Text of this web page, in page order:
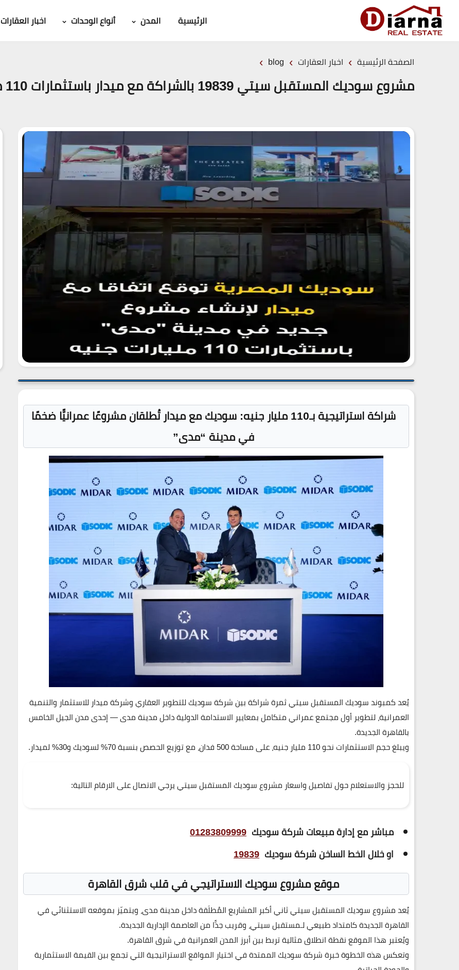
الرئيسية المدن أنواع الوحدات اخبار العقارات
الصفحة الرئيسية › اخبار العقارات ›
blog
›
مشروع سوديك المستقبل سيتي 19839 بالشراكة مع ميدار باستثمارات 110 مليارات جنيه
شراكة استراتيجية بـ110 مليار جنيه: سوديك مع ميدار تُطلقان مشروعًا عمرانيًّا ضخمًا
في مدينة “مدى”
يُعدكمبوند سوديك المستقبل سيتيثمرة شراكة بينشركة سوديك للتطوير العقاريوشركة ميدار للاستثمار والتنمية
العمرانية، لتطوير أول مجتمع عمراني متكامل بمعايير الاستدامة الدوليةداخلمدينة مدى— إحدى مدن الجيل الخامس
بالقاهرة الجديدة.
ويبلغ حجم الاستثمارات نحو110 مليار جنيه ، على مساحة500 فدان ، مع توزيع الحصص بنسبة70% لسوديك و30% لميدار .
للحجز والاستعلام حول تفاصيل واسعار مشروع سوديك المستقبل سيتييرجي الاتصالعلى الارقام التالية:
مباشر مع إدارة مبيعات شركة سوديك 01283809999
او خلال الخط الساخن شركة سوديك 19839
موقع مشروع سوديك الاستراتيجي في قلب شرق القاهرة
يُعدمشروع سوديك المستقبل سيتيثاني أكبر المشاريع المُطلَقة داخلمدينة مدى، ويتميّز بموقعه الاستثنائي في
القاهرة الجديدةكامتداد طبيعي لـمستقبل سيتي، وقريب جدًّا منالعاصمة الإدارية الجديدة.
ويُعتبر هذا الموقعنقطة انطلاق مثاليةتربط بين أبرز المدن العمرانية في شرق القاهرة.
وتعكس هذه الخطوة خبرةشركة سوديكالممتدة في اختيار المواقع الاستراتيجية التي تجمع بين القيمة الاستثمارية